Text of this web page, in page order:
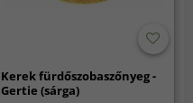
Kerek fürdőszobaszőnyeg -
Gertie (sárga)